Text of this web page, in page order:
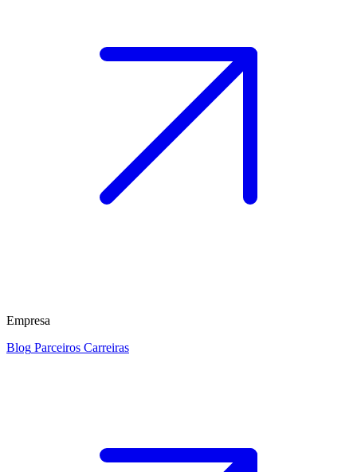
Empresa
Blog Parceiros Carreiras